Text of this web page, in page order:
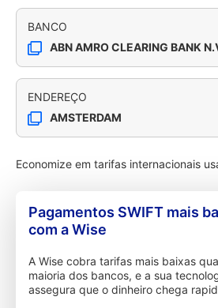
BANCO
ABN AMRO CLEARING BANK
ENDEREÇO
AMSTERDAM
Economize em tarifas internacionais
Pagamentos SWIFT mais
com a Wise
A Wise cobra tarifas mais baixas
maioria dos bancos, e a sua
assegura que o dinheiro chega